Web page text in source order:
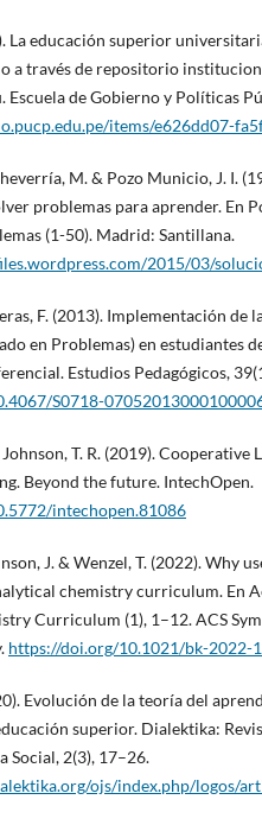
La educación superior
a través de repositorio
Escuela de Gobierno y Políticas
items/e626dd07-
M. & Pozo Municio, J. I.
problemas para aprender. En
(1-50). Madrid: Santillana.
2015/03/
F. (2013). Implementación de
en Problemas) en estudiantes
Estudios Pedagógicos,
S0718-
Johnson, T. R. (2019). Cooperative
Beyond the future. IntechOpen.
intechopen.81086
J. & Wenzel, T. (2022). Why
chemistry curriculum. En
Curriculum (1), 1–12. ACS
https://doi.org/10.1021/bk-2022-
Evolución de la teoría del
superior. Dialektika:
Social, 2(3), 17–26.
ojs/index.php/logos/